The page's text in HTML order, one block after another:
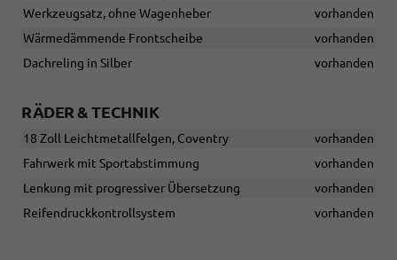
Werkzeugsatz, ohne Wagenheber
vorhanden
Wärmedämmende Frontscheibe
vorhanden
Dachreling in Silber
vorhanden
RÄDER & TECHNIK
18 Zoll Leichtmetallfelgen, Coventry
vorhanden
Fahrwerk mit Sportabstimmung
vorhanden
Lenkung mit progressiver Übersetzung
vorhanden
Reifendruckkontrollsystem
vorhanden